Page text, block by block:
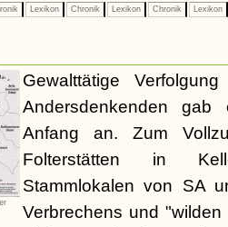
Lexikon Chronik Lexikon Chronik Lexikon
Gewalttätige
Andersdenkenden
Anfang an. Zum
Folterstätten in
Stammlokalen von SA
Verbrechens und